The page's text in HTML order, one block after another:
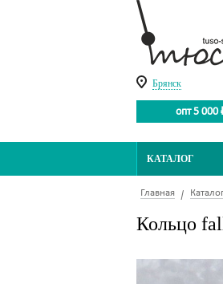
Брянск
опт 5 000
КАТАЛОГ
Главная
Кольцо